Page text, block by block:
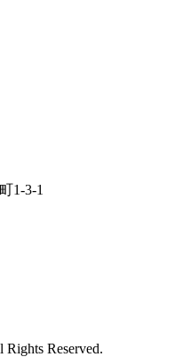
1-3-1
Rights Reserved.